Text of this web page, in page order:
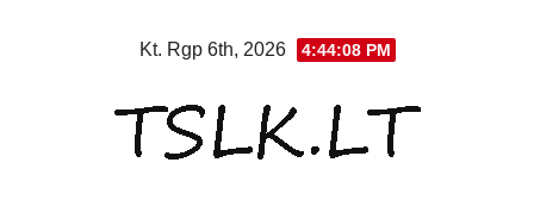
Kt. Rgp 6th, 2026 4:44:09 PM